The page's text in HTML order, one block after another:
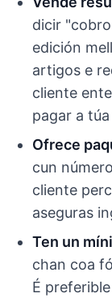
dicir
edición
artigos e
cliente
pagar a
Ofrece
cun
cliente
aseguras
Ten un
chan coa
É